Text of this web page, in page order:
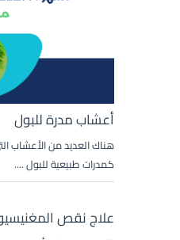
أعشاب مدرة للبول
هناك العديد من الأعشاب
كمدرات طبيعية للبول ....
علاج نقص